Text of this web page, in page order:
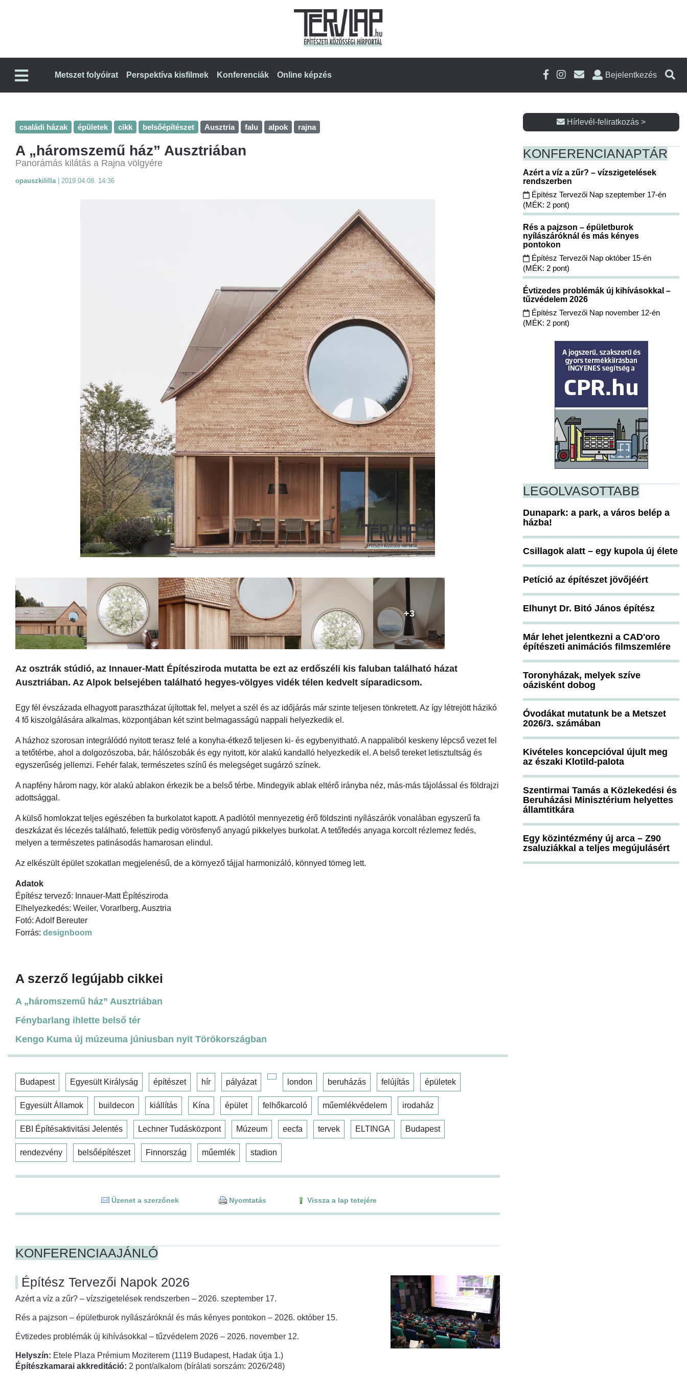
Metszet folyóirat Perspektíva kisfilmek Konferenciák Online képzés Bejelentkezés
családi házak épületek cikk belsőépítészet Ausztria falu alpok rajna
A „háromszemű ház” Ausztriában
Panorámás kilátás a Rajna völgyére
opauszkililla 2019.04.08. 14:36
+3
Az osztrák stúdió, az Innauer-Matt Építésziroda mutatta be ezt az erdőszéli kis faluban található házat
Ausztriában. Az Alpok belsejében található hegyes-völgyes vidék télen kedvelt síparadicsom.
Egy fél évszázada elhagyott parasztházat újítottak fel, melyet a szél és az időjárás már szinte teljesen tönkretett. Az így létrejött házikó
4 fő kiszolgálására alkalmas, központjában két szint belmagasságú nappali helyezkedik el.
A házhoz szorosan integrálódó nyitott terasz felé a konyha-étkező teljesen ki- és egybenyitható. A nappaliból keskeny lépcső vezet fel
a tetőtérbe, ahol a dolgozószoba, bár, hálószobák és egy nyitott, kör alakú kandalló helyezkedik el. A belső tereket letisztultság és
egyszerűség jellemzi. Fehér falak, természetes színű és melegséget sugárzó színek.
A napfény három nagy, kör alakú ablakon érkezik be a belső térbe. Mindegyik ablak eltérő irányba néz, más-más tájolással és földrajzi
adottsággal.
A külső homlokzat teljes egészében fa burkolatot kapott. A padlótól mennyezetig érő földszinti nyílászárók vonalában egyszerű fa
deszkázat és lécezés található, felettük pedig vörösfenyő anyagú pikkelyes burkolat. A tetőfedés anyaga korcolt rézlemez fedés,
melyen a természetes patinásodás hamarosan elindul.
Az elkészült épület szokatlan megjelenésű, de a környező tájjal harmonizáló, könnyed tömeg lett.
Adatok
Építész tervező: Innauer-Matt Építésziroda
Elhelyezkedés: Weiler, Vorarlberg, Ausztria
Fotó: Adolf Bereuter
Forrás: designboom
A szerző legújabb cikkei
A „háromszemű ház” Ausztriában
Fénybarlang ihlette belső tér
Kengo Kuma új múzeuma júniusban nyit Törökországban
Budapest Egyesült Királyság építészet hír pályázat london beruházás felújítás épületek
Egyesült Államok buildecon kiállítás Kína épület felhőkarcoló műemlékvédelem irodaház
EBI Építésaktivitási Jelentés Lechner Tudásközpont Múzeum eecfa tervek ELTINGA Budapest
rendezvény belsőépítészet Finnország műemlék stadion
Üzenet a szerzőnek Nyomtatás Vissza a lap tetejére
KONFERENCIAAJÁNLÓ
Építész Tervezői Napok 2026
Azért a víz a zűr? – vízszigetelések rendszerben – 2026. szeptember 17.
Rés a pajzson – épületburok nyílászáróknál és más kényes pontokon – 2026. október 15.
Évtizedes problémák új kihívásokkal – tűzvédelem 2026 – 2026. november 12.
Helyszín: Etele Plaza Prémium Moziterem (1119 Budapest, Hadak útja 1.)
Építészkamarai akkreditáció: 2 pont/alkalom (bírálati sorszám: 2026/248)
Hírlevél-feliratkozás >
KONFERENCIANAPTÁR
Azért a víz a zűr? – vízszigetelések
rendszerben
Építész Tervezői Nap szeptember 17-én
(MÉK: 2 pont)
Rés a pajzson – épületburok
nyílászáróknál és más kényes
pontokon
Építész Tervezői Nap október 15-én
(MÉK: 2 pont)
Évtizedes problémák új kihívásokkal –
tűzvédelem 2026
Építész Tervezői Nap november 12-én
(MÉK: 2 pont)
LEGOLVASOTTABB
Dunapark: a park, a város belép a
házba!
Csillagok alatt – egy kupola új élete
Petíció az építészet jövőjéért
Elhunyt Dr. Bitó János építész
Már lehet jelentkezni a CAD'oro
építészeti animációs filmszemlére
Toronyházak, melyek szíve
oázisként dobog
Óvodákat mutatunk be a Metszet
2026/3. számában
Kivételes koncepcióval újult meg
az északi Klotild-palota
Szentirmai Tamás a Közlekedési és
Beruházási Minisztérium helyettes
államtitkára
Egy közintézmény új arca – Z90
zsaluziákkal a teljes megújulásért